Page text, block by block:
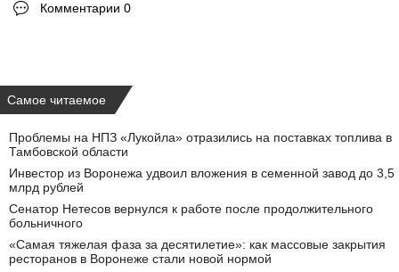
Комментарии 0
Самое читаемое
Проблемы на НПЗ «Лукойла» отразились на поставках топлива в
Тамбовской области
Инвестор из Воронежа удвоил вложения в семенной завод до 3,5
млрд рублей
Сенатор Нетесов вернулся к работе после продолжительного
больничного
«Самая тяжелая фаза за десятилетие»: как массовые закрытия
ресторанов в Воронеже стали новой нормой